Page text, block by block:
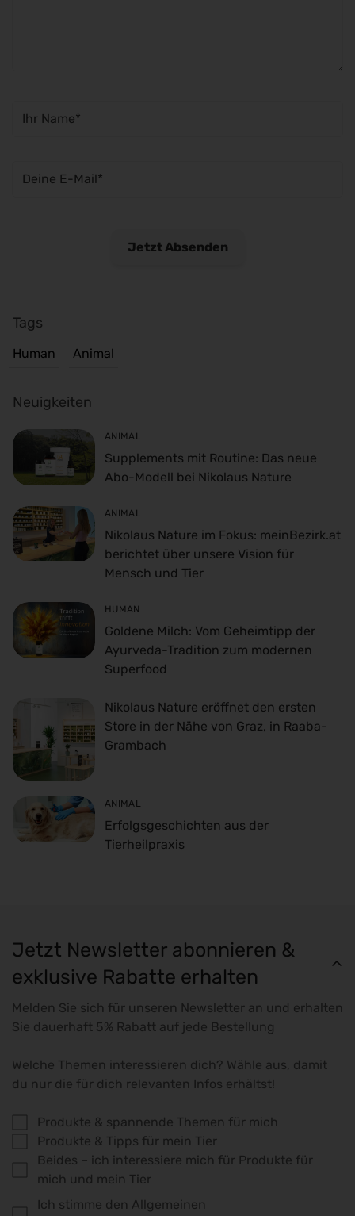
Tags
Human Animal
Neuigkeiten
ANIMAL
Supplements mit Routine: Das neue
Abo-Modell bei Nikolaus Nature
ANIMAL
Nikolaus Nature im Fokus: meinBezirk.at
berichtet über unsere Vision für
Mensch und Tier
HUMAN
Goldene Milch: Vom Geheimtipp der
Ayurveda-Tradition zum modernen
Superfood
Nikolaus Nature eröffnet den ersten
Store in der Nähe von Graz, in Raaba-
Grambach
ANIMAL
Erfolgsgeschichten aus der
Tierheilpraxis
Jetzt Newsletter abonnieren &
exklusive Rabatte erhalten
Melden Sie sich für unseren Newsletter an und erhalten
Sie dauerhaft 5% Rabatt auf jede Bestellung
Welche Themen interessieren dich? Wähle aus, damit
du nur die für dich relevanten Infos erhältst!
Produkte & spannende Themen für mich
Produkte & Tipps für mein Tier
Beides – ich interessiere mich für Produkte für
mich und mein Tier
Ich stimme den Allgemeinen